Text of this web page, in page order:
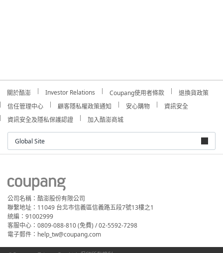
關於酷澎 Investor Relations Coupang使用者條款
退換貨政策
信任管理中心
顧客隱私權政策通知 安心購物
資訊安全
資訊安全及隱私保護認證
加入酷澎商城
Global Site
公司名稱：酷澎股份有限公司
聯繫地址：11049 台北市信義區信義路五段7號13樓之1
統編：91002999
客服中心：0809-088-810 (免費) / 02-5592-7298
電子郵件：help_tw@coupang.com